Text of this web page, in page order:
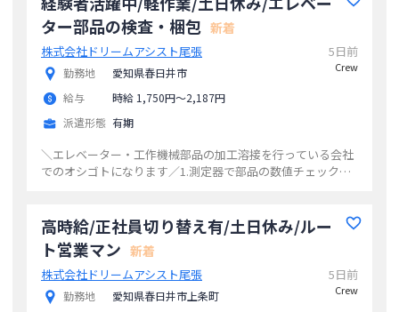
ター部品の検査・梱包 新着
株式会社ドリームアシスト尾張
勤務地
愛知県春日井市
給与
時給 1,750円〜2,187円
派遣形態 有期
5日前
Crew
＼エレベーター・工作機械部品の加工溶接を行っている会社
でのオシゴトになります／1.測定器で部品の数値チェックを
高時給/正社員切り替え有/土日休み/ルー
ト営業マン 新着
株式会社ドリームアシスト尾張
勤務地
愛知県春日井市上条町
5日前
Crew